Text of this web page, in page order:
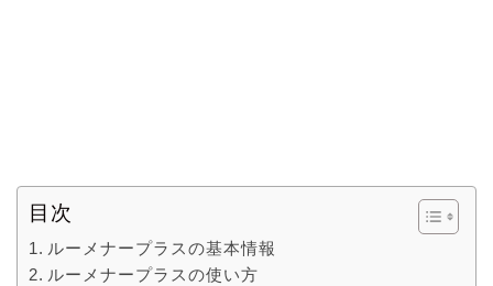
目次
ルーメナープラスの基本情報
ルーメナープラスの使い方